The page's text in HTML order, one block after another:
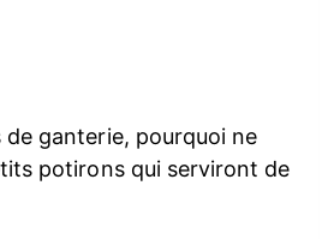
de ganterie, pourquoi ne
potirons qui serviront de